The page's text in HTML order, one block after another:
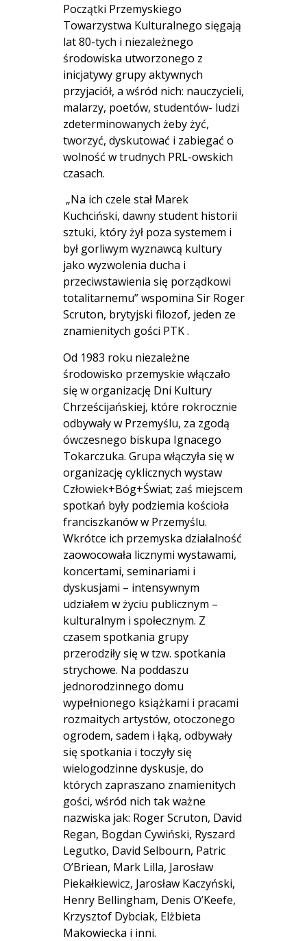
Początki Przemyskiego
Towarzystwa Kulturalnego sięgają
lat 80-tych i niezależnego
środowiska utworzonego z
inicjatywy grupy aktywnych
przyjaciół, a wśród nich: nauczycieli,
malarzy, poetów, studentów- ludzi
zdeterminowanych żeby żyć,
tworzyć, dyskutować i zabiegać o
wolność w trudnych PRL-owskich
czasach.
„Na ich czele stał Marek
Kuchciński, dawny student historii
sztuki, który żył poza systemem i
był gorliwym wyznawcą kultury
jako wyzwolenia ducha i
przeciwstawienia się porządkowi
totalitarnemu” wspomina Sir Roger
Scruton, brytyjski filozof, jeden ze
znamienitych gości PTK .
Od 1983 roku niezależne
środowisko przemyskie włączało
się w organizację Dni Kultury
Chrześcijańskiej, które rokrocznie
odbywały w Przemyślu, za zgodą
ówczesnego biskupa Ignacego
Tokarczuka. Grupa włączyła się w
organizację cyklicznych wystaw
Człowiek+Bóg+Świat; zaś miejscem
spotkań były podziemia kościoła
franciszkanów w Przemyślu.
Wkrótce ich przemyska działalność
zaowocowała licznymi wystawami,
koncertami, seminariami i
dyskusjami – intensywnym
udziałem w życiu publicznym –
kulturalnym i społecznym. Z
czasem spotkania grupy
przerodziły się w tzw. spotkania
strychowe. Na poddaszu
jednorodzinnego domu
wypełnionego książkami i pracami
rozmaitych artystów, otoczonego
ogrodem, sadem i łąką, odbywały
się spotkania i toczyły się
wielogodzinne dyskusje, do
których zapraszano znamienitych
gości, wśród nich tak ważne
nazwiska jak: Roger Scruton, David
Regan, Bogdan Cywiński, Ryszard
Legutko, David Selbourn, Patric
O’Briean, Mark Lilla, Jarosław
Piekałkiewicz, Jarosław Kaczyński,
Henry Bellingham, Denis O’Keefe,
Krzysztof Dybciak, Elżbieta
Makowiecka i inni.